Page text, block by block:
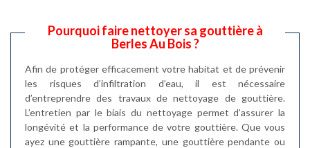
Pourquoi faire nettoyer sa gouttière à
Berles Au Bois ?
Afin de protéger efficacement votre habitat et de prévenir
les risques d’infiltration d’eau, il est nécessaire
d’entreprendre des travaux de nettoyage de gouttière.
L’entretien par le biais du nettoyage permet d’assurer la
longévité et la performance de votre gouttière. Que vous
ayez une gouttière rampante, une gouttière pendante ou